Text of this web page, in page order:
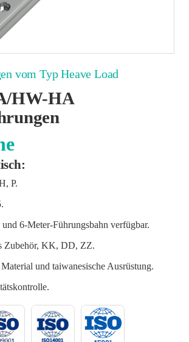
vom Typ Heave Load
HW-HA
P.
6-Meter-Führungsbahn verfügbar.
Zubehör, KK, DD, ZZ.
und taiwanesische Ausrüstung.